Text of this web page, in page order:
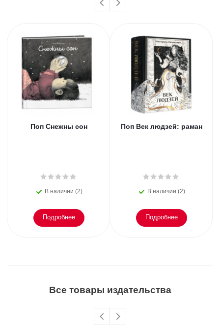
Поп Снежны сон
В наличии (2)
Подробнее
Поп Век людзей: раман
В наличии (2)
Подробнее
Все товары издательства